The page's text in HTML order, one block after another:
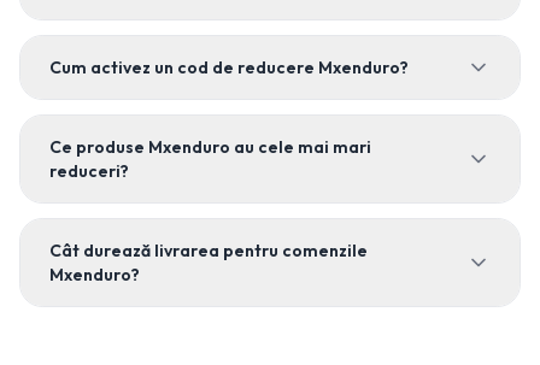
Cum activez un cod de reducere Mxenduro?
Ce produse Mxenduro au cele mai mari
reduceri?
Cât durează livrarea pentru comenzile
Mxenduro?